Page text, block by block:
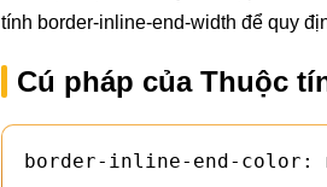
tính border-inline-end-width để quy
Cú pháp của Thuộc
border-inline-end-color: